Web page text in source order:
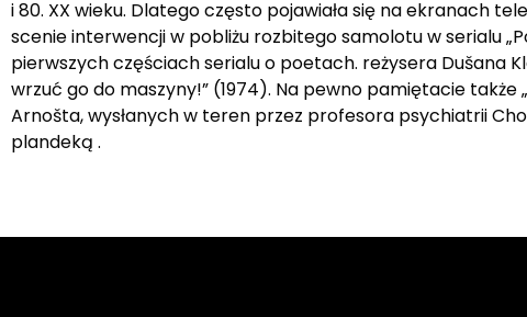
i 80. XX wieku. Dlatego często pojawiała się na ekranach
scenie interwencji w pobliżu rozbitego samolotu w serialu
pierwszych częściach serialu o poetach. reżysera Dušana
wrzuć go do maszyny!” (1974). Na pewno pamiętacie
Arnošta, wysłanych w teren przez profesora psychiatrii
plandeką .